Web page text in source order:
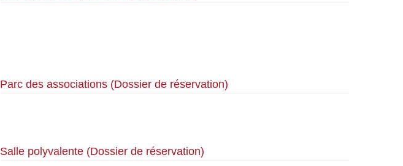
Parc des associations (Dossier de réservation)
Salle polyvalente (Dossier de réservation)